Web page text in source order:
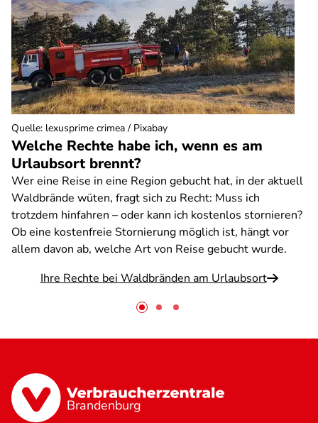
Welche Rechte habe ich, wenn es am
Urlaubsort brennt?
Wer eine Reise in eine Region gebucht hat, in der aktuell
Waldbrände wüten, fragt sich zu Recht: Muss ich
trotzdem hinfahren – oder kann ich kostenlos stornieren?
Ob eine kostenfreie Stornierung möglich ist, hängt vor
allem davon ab, welche Art von Reise gebucht wurde.
Ihre Rechte bei Waldbränden am Urlaubsort
Quelle: lexusprime crimea / Pixabay
Brandenburg